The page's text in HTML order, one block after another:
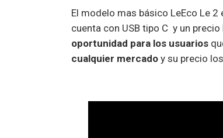
El modelo mas básico LeEco Le
cuenta con USB tipo C y un
oportunidad para los usuarios
cualquier mercado y su precio